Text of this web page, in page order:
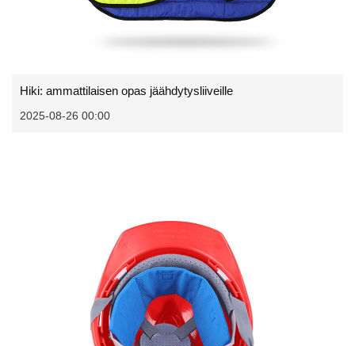
Hiki: ammattilaisen opas jäähdytysliiveille
2025-08-26 00:00